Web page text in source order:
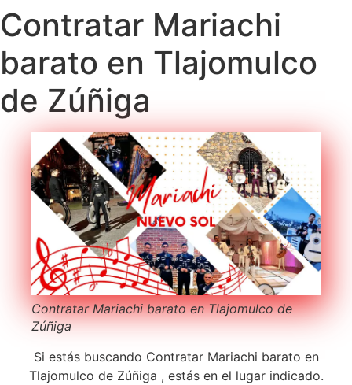
Contratar Mariachi
barato en Tlajomulco
de Zúñiga
Contratar Mariachi barato en Tlajomulco de
Zúñiga
Si estás buscando Contratar Mariachi barato en
Tlajomulco de Zúñiga , estás en el lugar indicado.